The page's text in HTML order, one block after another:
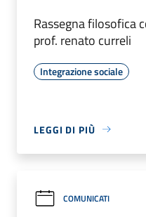
Rassegna filosofica
prof. renato curreli
Integrazione sociale
LEGGI DI PIÙ
COMUNICATI